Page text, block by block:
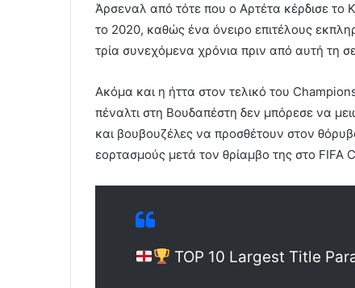
Άρσεναλ από τότε που ο Αρτέτα κέρδισε
το 2020, καθώς ένα όνειρο επιτέλους
τρία συνεχόμενα χρόνια πριν από αυτή τη
Ακόμα και η ήττα στον τελικό του
πέναλτι στη Βουδαπέστη δεν μπόρεσε να
και βουβουζέλες να προσθέτουν στον
εορτασμούς μετά τον θρίαμβο της στο FIFA
TOP 10 Largest Title